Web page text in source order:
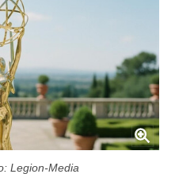
Legion-Media